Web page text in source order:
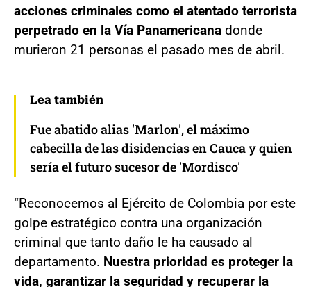
acciones criminales como el atentado terrorista
perpetrado en la Vía Panamericana donde
murieron 21 personas el pasado mes de abril.
Lea también
Fue abatido alias 'Marlon', el máximo
cabecilla de las disidencias en Cauca y quien
sería el futuro sucesor de 'Mordisco'
“Reconocemos al Ejército de Colombia por este
golpe estratégico contra una organización
criminal que tanto daño le ha causado al
departamento. Nuestra prioridad es proteger la
vida, garantizar la seguridad y recuperar la